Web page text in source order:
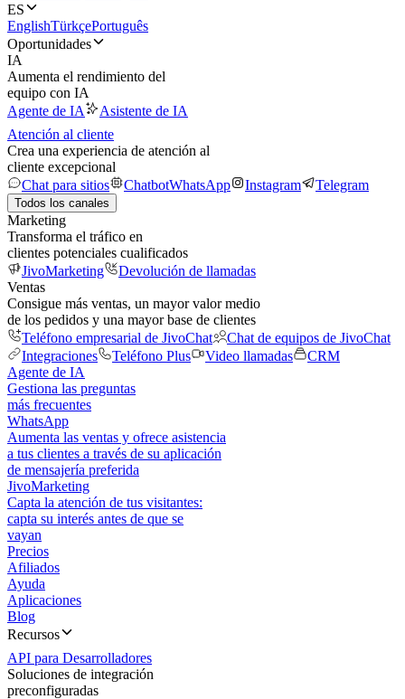
ES
EnglishTürkçePortuguês
Oportunidades
IA
Aumenta el rendimiento del
equipo con IA
Agente de IA
Asistente de IA
Atención al cliente
Crea una experiencia de atención al
cliente excepcional
Chat para sitios
ChatbotWhatsApp Instagram Telegram
Todos los canales
Marketing
Transforma el tráfico en
clientes potenciales cualificados
JivoMarketing
Devolución de llamadas
Ventas
Consigue más ventas, un mayor valor medio
de los pedidos y una mayor base de clientes
Teléfono empresarial de JivoChat
Chat de equipos de JivoChat
Integraciones
Teléfono Plus Video llamadas
CRM
Agente de IA
Gestiona las preguntas
más frecuentes
WhatsApp
Aumenta las ventas y ofrece asistencia
a tus clientes a través de su aplicación
de mensajería preferida
JivoMarketing
Capta la atención de tus visitantes:
capta su interés antes de que se
vayan
Precios
Afiliados
Ayuda
Aplicaciones
Blog
Recursos
API para Desarrolladores
Soluciones de integración
preconfiguradas